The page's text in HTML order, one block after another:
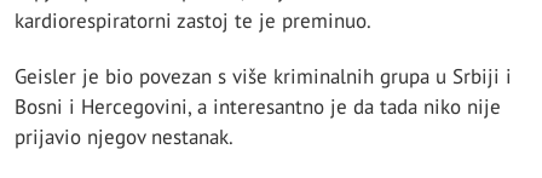
kardiorespiratorni zastoj te je preminuo.
Geisler je bio povezan s više kriminalnih grupa u Srbiji i
Bosni i Hercegovini, a interesantno je da tada niko nije
prijavio njegov nestanak.